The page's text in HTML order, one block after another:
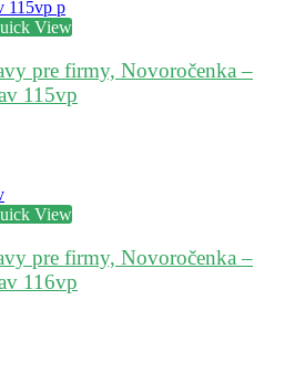
View
pre firmy, Novoročenka –
115vp
View
pre firmy, Novoročenka –
116vp